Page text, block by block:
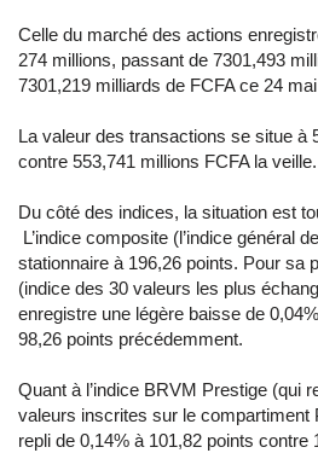
Celle du marché des actions
274 millions, passant de 7301,493
7301,219 milliards de FCFA ce 24
La valeur des transactions se situe à
contre 553,741 millions FCFA la veille.
Du côté des indices, la situation est
L’indice composite (l’indice général
stationnaire à 196,26 points. Pour sa
(indice des 30 valeurs les plus
enregistre une légère baisse de
98,26 points précédemment.
Quant à l’indice BRVM Prestige (qui
valeurs inscrites sur le compartiment
repli de 0,14% à 101,82 points contre